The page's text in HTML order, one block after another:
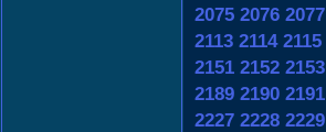
2075 2076 2077
2113 2114 2115
2151 2152 2153
2189 2190 2191
2227 2228 2229